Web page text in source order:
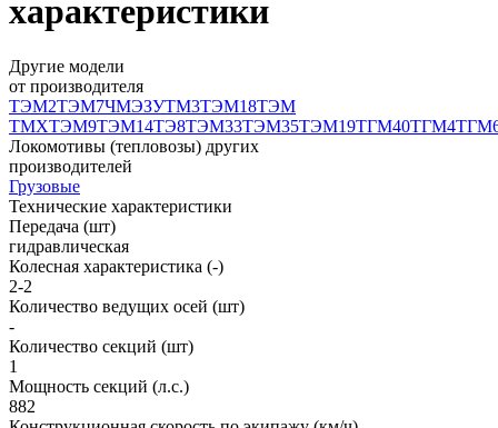
характеристики
Другие модели
от производителя
ТЭМ2ТЭМ7ЧМЭЗУТМ3ТЭМ18ТЭМ
ТМХТЭМ9ТЭМ14ТЭ8ТЭМ33ТЭМ35ТЭМ19ТГМ40ТГМ4
Локомотивы (тепловозы) других
производителей
Грузовые
Технические характеристики
Передача (шт)
гидравлическая
Колесная характеристика (-)
2-2
Количество ведущих осей (шт)
-
Количество секций (шт)
1
Мощность секций (л.с.)
882